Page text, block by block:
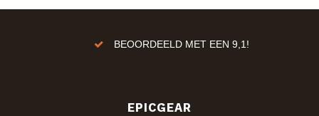
BEOORDEELD MET EEN 9,1!
EPICGEAR